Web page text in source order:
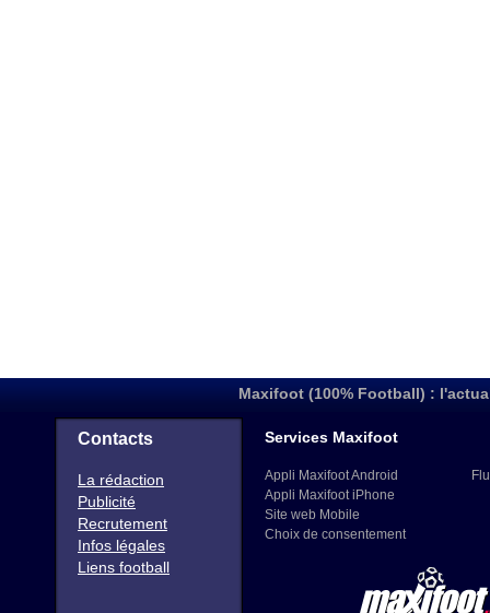
Maxifoot (100% Football) :
Contacts
La rédaction
Publicité
Recrutement
Infos légales
Liens football
Services Maxifoot
Appli Maxifoot Android
Appli Maxifoot iPhone
Site web Mobile
Choix de consentement